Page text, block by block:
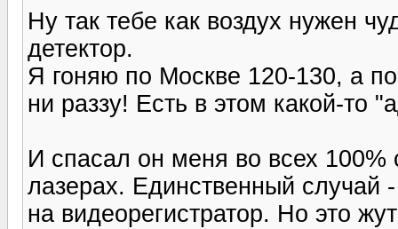
Ну так тебе как воздух нужен
детектор.
Я гоняю по Москве 120-130, а
ни раззу! Есть в этом какой-то
И спасал он меня во всех 100%
лазерах. Единственный
на видеорегистратор. Но это